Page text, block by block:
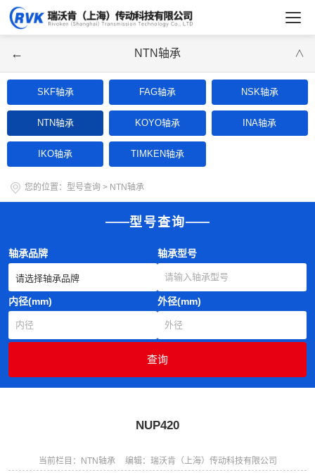
← NTN轴承 ∨
SKF轴承 FAG轴承 NSK轴承
NTN轴承 KOYO轴承 INA轴承
IKO轴承 TIMKEN轴承
您的位置： 型号查询 > NTN轴承
型号查询
轴承品牌 轴承型号
内径(mm) 外径(mm)
NUP420
当前栏目：NTN轴承 编辑：瑞沃肯（上海）传动科技有限公司